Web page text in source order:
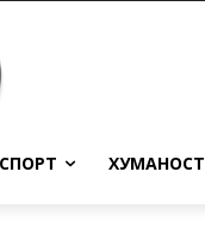
СПОРТ ХУМАНОСТ